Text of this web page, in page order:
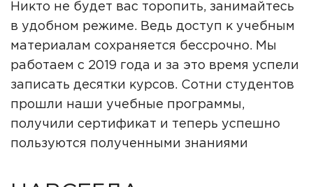
Никто не будет вас торопить, занимайтесь
в удобном режиме. Ведь доступ к учебным
материалам сохраняется бессрочно. Мы
работаем с 2019 года и за это время успели
записать десятки курсов. Сотни студентов
прошли наши учебные программы,
получили сертификат и теперь успешно
пользуются полученными знаниями